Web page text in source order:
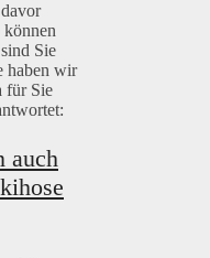
können
Sie
haben wir
für Sie
auch